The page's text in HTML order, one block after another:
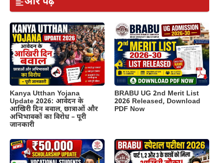
Kanya Utthan Yojana
Update 2026: आवेदन के
आखिरी दिन बवाल, छात्राओं और
अभिभावकों का विरोध – पूरी
जानकारी
BRABU UG 2nd Merit List
2026 Released, Download
PDF Now